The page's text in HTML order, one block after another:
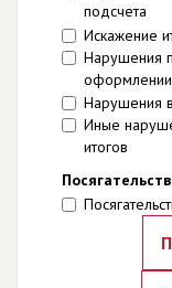
подсчета
Искажение
Нарушения
оформлении
Нарушения
Иные
итогов